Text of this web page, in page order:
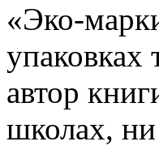
«Эко-
упаковках
автор
школах,